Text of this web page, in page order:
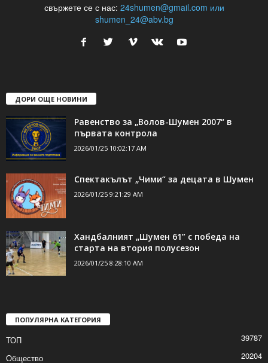
свържете се с нас: 24shumen@gmail.com или
shumen_24@abv.bg
ДОРИ ОЩЕ НОВИНИ
Равенство за „Волов-Шумен 2007“ в
първата контрола
2026/01/25 10:02:17 AM
Спектакълът „Чими“ за децата в Шумен
2026/01/25 9:21:29 AM
Хандбалният „Шумен 61” с победа на
старта на втория полусезон
2026/01/25 8:28:10 AM
ПОПУЛЯРНА КАТЕГОРИЯ
ТОП
39787
Общество
20204